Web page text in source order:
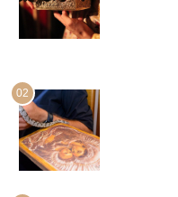
02